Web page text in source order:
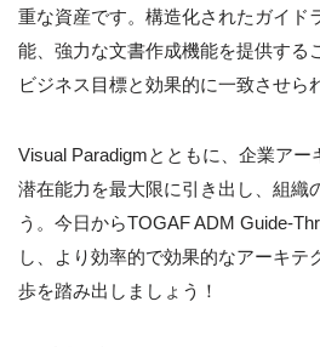
重な資産です。構造化されたガイド
能、強力な文書作成機能を提供する
ビジネス目標と効果的に一致させら
Visual Paradigmとともに、企業ア
潜在能力を最大限に引き出し、組織
う。今日からTOGAF ADM Guide-
し、より効率的で効果的なアーキテ
歩を踏み出しましょう！